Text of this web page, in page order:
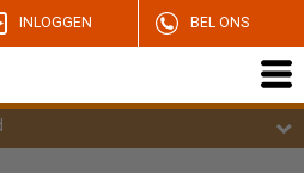
INLOGGEN BEL ONS